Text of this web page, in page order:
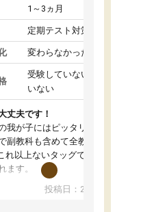
1～3ヵ月
定期テスト対策
変わらなかった
受験していない/結果が出て
いない
丈夫です！
我が子にはピッタリの塾です。
副教科も含めて全教科対応で、東
れ以上ないタッグで、学習をサポ
ます。
インの自習室もまだ使えていませ
でき（東大生が常駐していま
投稿日：2026年06月18日